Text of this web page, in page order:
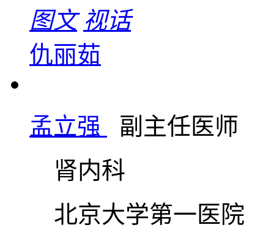
图文 视话
仇丽茹
孟立强
副主任医师
肾内科
北京大学第一医院